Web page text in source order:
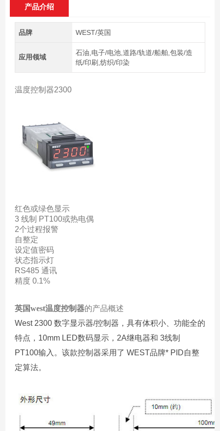
产品介绍
品牌 WEST/英国
应用领域
石油,电子/电池,道路/轨道/船舶,包装/造
纸/印刷,纺织/印染
温度控制器2300
红色或绿色显示
3 线制 PT100或热电偶
2个过程报警
自整定
设定值密码
状态指示灯
RS485 通讯
精度 0.1%
英国west温度控制器的产品概述
West 2300 数字显示器/控制器，具有体积小、功能全的
特点，10mm LED数码显示，2A继电器和 3线制
PT100输入。该款控制器采用了 WEST品牌* PID自整
定算法。